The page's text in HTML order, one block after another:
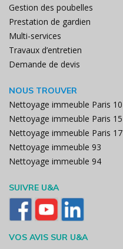
Gestion des poubelles
Prestation de gardien
Multi-services
Travaux d’entretien
Demande de devis
NOUS TROUVER
Nettoyage immeuble Paris 10
Nettoyage immeuble Paris 15
Nettoyage immeuble Paris 17
Nettoyage immeuble 93
Nettoyage immeuble 94
SUIVRE U&A
VOS AVIS SUR U&A